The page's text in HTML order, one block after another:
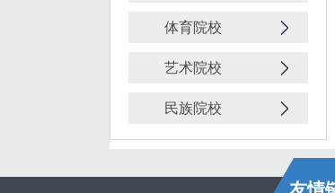
体育院校
艺术院校
民族院校